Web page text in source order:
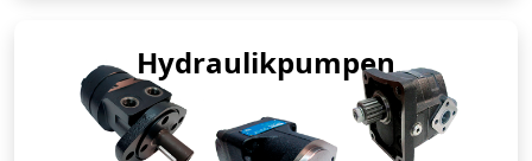
Hydraulikpumpen